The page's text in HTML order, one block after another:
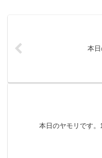
本
本日のヤモリです。